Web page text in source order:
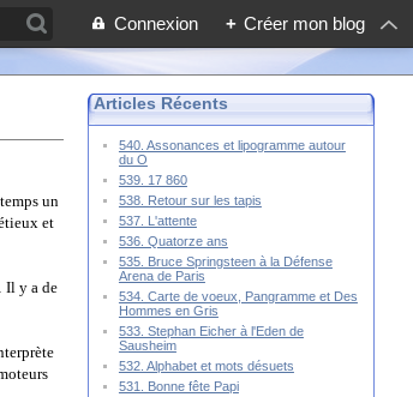
Connexion + Créer mon blog
un
et
Il y a de
Articles Récents
540. Assonances et lipogramme autour
du O
539. 17 860
538. Retour sur les tapis
537. L'attente
536. Quatorze ans
535. Bruce Springsteen à la Défense
Arena de Paris
534. Carte de voeux, Pangramme et Des
Hommes en Gris
533. Stephan Eicher à l'Eden de
Sausheim
532. Alphabet et mots désuets
531. Bonne fête Papi